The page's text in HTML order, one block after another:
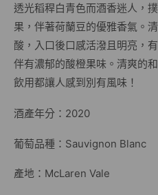
透光稻稈白青色而酒香迷人，
果，伴著荷蘭豆的優雅香氣。
酸，入口後口感活潑且明亮，
伴有濃郁的酸橙果味。清爽的
飲用都讓人感到別有風味！
酒產年分：2020
葡萄品種：Sauvignon Blanc
產地：McLaren Vale